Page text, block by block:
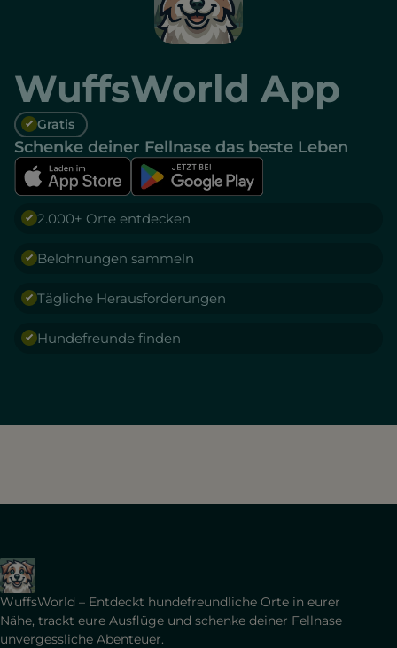
WuffsWorld App
Gratis
Schenke deiner Fellnase das beste Leben
2.000+ Orte entdecken
Belohnungen sammeln
Tägliche Herausforderungen
Hundefreunde finden
WuffsWorld – Entdeckt hundefreundliche Orte in eurer
Nähe, trackt eure Ausflüge und schenke deiner Fellnase
unvergessliche Abenteuer.